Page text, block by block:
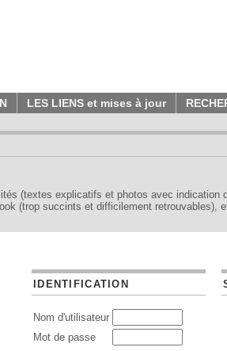
LES LIENS et mises à jour
(textes explicatifs et photos avec indication
(trop succints et difficilement retrouvables),
IDENTIFICATION
Nom d'utilisateur
Mot de passe